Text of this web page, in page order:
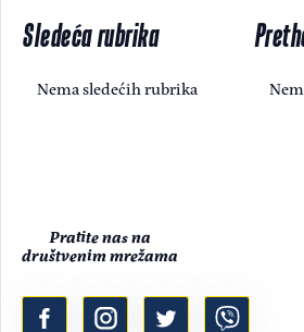
Sledeća rubrika
Nema sledećih rubrika
Pratite nas na
društvenim mrežama